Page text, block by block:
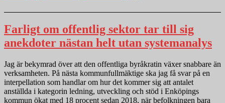
Farligt om offentlig sektor tar till sig
anekdoter nästan helt utan systemanalys
Jag är bekymrad över att den offentliga byråkratin växer snabbare än
verksamheten. På nästa kommunfullmäktige ska jag få svar på en
interpellation som handlar om hur det kommer sig att antalet
anställda i kategorin ledning, utveckling och stöd i Enköpings
kommun ökat med 18 procent sedan 2018, när befolkningen bara